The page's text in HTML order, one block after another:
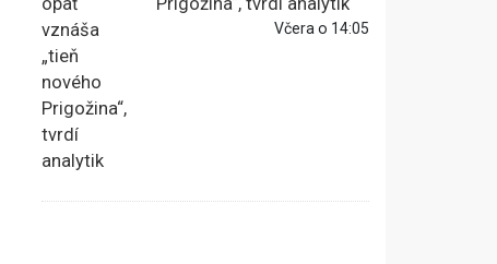
Prigožina“, tvrdí analytik
Včera o 14:05